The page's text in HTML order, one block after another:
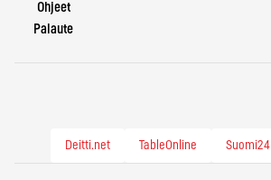
Ohjeet
Palaute
Deitti.net TableOnline Suomi24